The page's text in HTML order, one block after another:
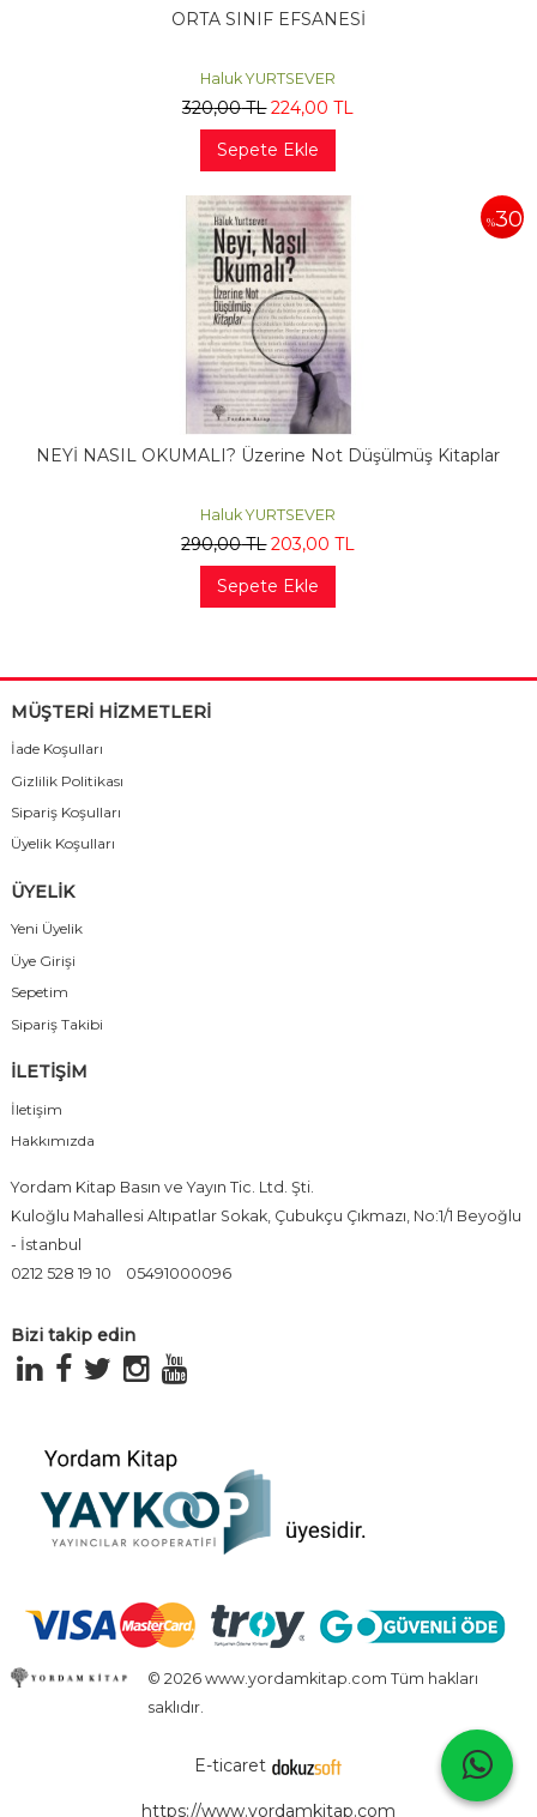
ORTA SINIF EFSANESİ
Haluk YURTSEVER
320,00TL 224,00 TL
Sepete Ekle
%30
NEYİ NASIL OKUMALI? Üzerine Not Düşülmüş Kitaplar
Haluk YURTSEVER
290,00TL 203,00 TL
Sepete Ekle
MÜŞTERİ HİZMETLERİ
İade Koşulları
Gizlilik Politikası
Sipariş Koşulları
Üyelik Koşulları
ÜYELİK
Yeni Üyelik
Üye Girişi
Sepetim
Sipariş Takibi
İLETİŞİM
İletişim
Hakkımızda
Yordam Kitap Basın ve Yayın Tic. Ltd. Şti.
Kuloğlu Mahallesi Altıpatlar Sokak, Çubukçu Çıkmazı, No:1/1 Beyoğlu
- İstanbul
0212 528 19 10
05491000096
Bizi takip edin
© 2026 www.yordamkitap.com Tüm hakları
saklıdır.
E-ticaret
https://www.yordamkitap.com